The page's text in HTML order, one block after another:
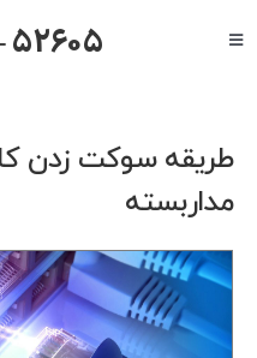
to
Toggle
هایک ویژن
داهوا
52605
طریقه سوکت زدن
مداربسته